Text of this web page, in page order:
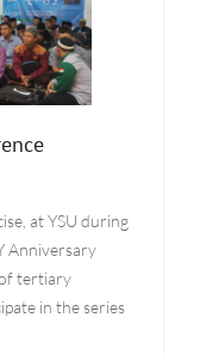
at YSU during
Anniversary
tertiary
in the series